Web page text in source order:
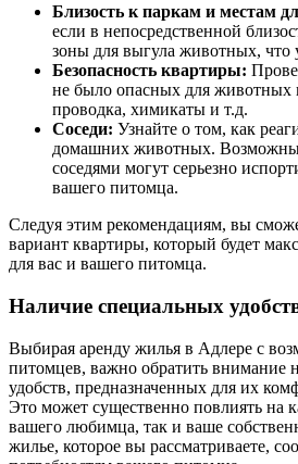
Близость к паркам и местам
если в непосредственной
зоны для выгула животных, что
Безопасность квартиры:
не было опасных для животных
проводка, химикаты и т.д.
Соседи: Узнайте о том, как
домашних животных.
соседями могут серьезно
вашего питомца.
Следуя этим рекомендациям, вы
вариант квартиры, который будет
для вас и вашего питомца.
Наличие специальных
Выбирая аренду жилья в Адлере с
питомцев, важно обратить внимание
удобств, предназначенных для их
Это может существенно повлиять на
вашего любимца, так и ваше
жилье, которое вы рассматриваете,